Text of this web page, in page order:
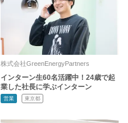
株式会社GreenEnergyPartners
インターン生60名活躍中！24歳で起
業した社長に学ぶインターン
営業 東京都